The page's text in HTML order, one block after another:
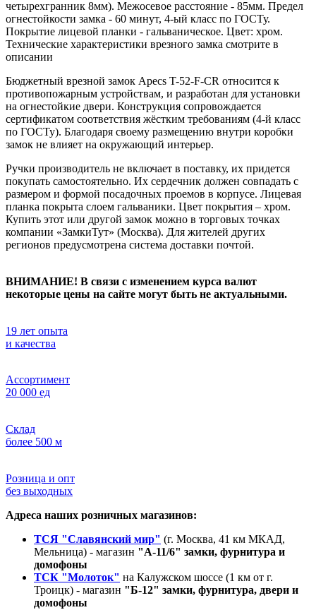
четырехгранник 8мм). Межосевое расстояние - 85мм. Предел
огнестойкости замка - 60 минут, 4-ый класс по ГОСТу.
Покрытие лицевой планки - гальваническое. Цвет: хром.
Технические характеристики врезного замка смотрите в
описании
Бюджетный врезной замок Apecs T-52-F-CR относится к
противопожарным устройствам, и разработан для установки
на огнестойкие двери. Конструкция сопровождается
сертификатом соответствия жёстким требованиям (4-й класс
по ГОСТу). Благодаря своему размещению внутри коробки
замок не влияет на окружающий интерьер.
Ручки производитель не включает в поставку, их придется
покупать самостоятельно. Их сердечник должен совпадать с
размером и формой посадочных проемов в корпусе. Лицевая
планка покрыта слоем гальваники. Цвет покрытия – хром.
Купить этот или другой замок можно в торговых точках
компании «ЗамкиТут» (Москва). Для жителей других
регионов предусмотрена система доставки почтой.
ВНИМАНИЕ! В связи с изменением курса валют
некоторые цены на сайте могут быть не актуальными.
19 лет опыта
и качества
Ассортимент
20 000 ед
Склад
более 500 м
Розница и опт
без выходных
Адреса наших розничных магазинов:
ТСЯ "Славянский мир" (г. Москва, 41 км МКАД,
Мельница) - магазин "А-11/6" замки, фурнитура и
домофоны
ТСК "Молоток" на Калужском шоссе (1 км от г.
Троицк) - магазин "Б-12" замки, фурнитура, двери и
домофоны